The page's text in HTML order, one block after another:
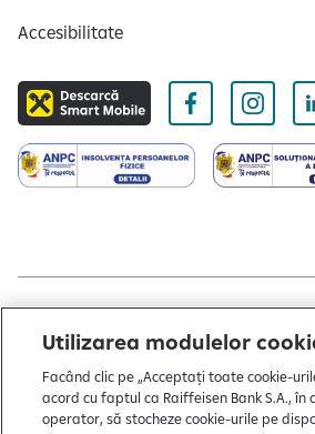
Accesibilitate
Termeni și condiții
Politică de utilizare cookies
Utilizarea modulelor
Facând clic pe „Acceptați toate cookie-
acord cu faptul ca Raiffeisen Bank S.A.,
operator, să stocheze cookie-urile pe